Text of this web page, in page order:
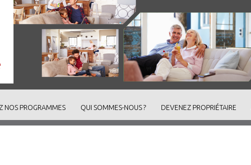
NOS PROGRAMMES QUI SOMMES-NOUS ? DEVENEZ PROPRIÉTAIRE